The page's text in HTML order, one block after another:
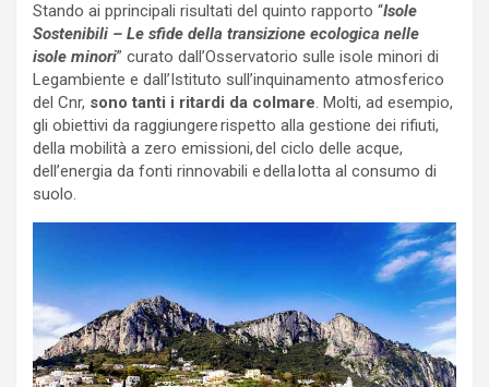
Stando ai pprincipali risultati del quinto rapporto “Isole
Sostenibili – Le sfide della transizione ecologica nelle
isole minori” curato dall’Osservatorio sulle isole minori di
Legambiente e dall’Istituto sull’inquinamento atmosferico
del Cnr, sono tanti i ritardi da colmare. Molti, ad esempio,
gli obiettivi da raggiungere rispetto alla gestione dei rifiuti,
della mobilità a zero emissioni, del ciclo delle acque,
dell’energia da fonti rinnovabili e della lotta al consumo di
suolo.